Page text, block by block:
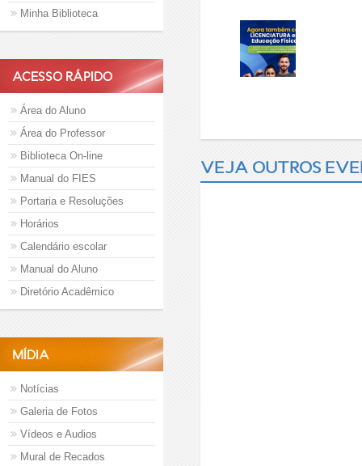
Minha Biblioteca
ACESSO RÁPIDO
Área do Aluno
Área do Professor
Biblioteca On-line
Manual do FIES
Portaria e Resoluções
Horários
Calendário escolar
Manual do Aluno
Diretório Acadêmico
MÍDIA
Notícias
Galeria de Fotos
Vídeos e Audios
Mural de Recados
VEJA OUTROS